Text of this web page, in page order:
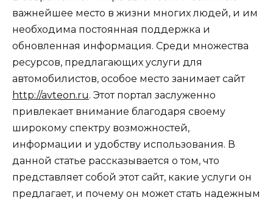
важнейшее место в жизни многих людей, и им
необходима постоянная поддержка и
обновленная информация. Среди множества
ресурсов, предлагающих услуги для
автомобилистов, особое место занимает сайт
http://avteon.ru. Этот портал заслуженно
привлекает внимание благодаря своему
широкому спектру возможностей,
информации и удобству использования. В
данной статье рассказывается о том, что
представляет собой этот сайт, какие услуги он
предлагает, и почему он может стать надежным